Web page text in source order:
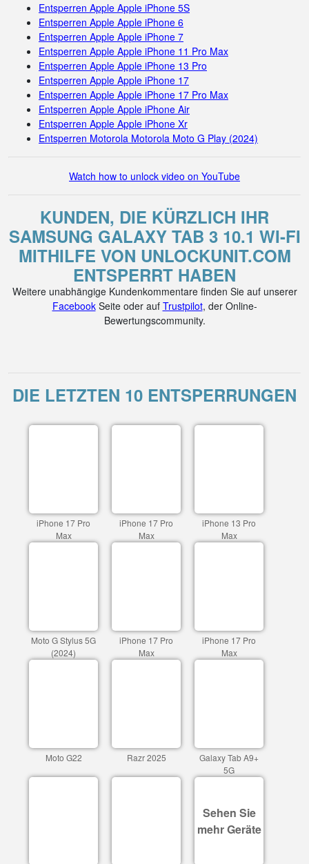
Entsperren Apple Apple iPhone 5S
Entsperren Apple Apple iPhone 6
Entsperren Apple Apple iPhone 7
Entsperren Apple Apple iPhone 11 Pro Max
Entsperren Apple Apple iPhone 13 Pro
Entsperren Apple Apple iPhone 17
Entsperren Apple Apple iPhone 17 Pro Max
Entsperren Apple Apple iPhone Air
Entsperren Apple Apple iPhone Xr
Entsperren Motorola Motorola Moto G Play (2024)
Watch how to unlock video on YouTube
KUNDEN, DIE KÜRZLICH IHR
SAMSUNG GALAXY TAB 3 10.1 WI-FI
MITHILFE VON UNLOCKUNIT.COM
ENTSPERRT HABEN
Weitere unabhängige Kundenkommentare finden Sie auf unserer
FacebookSeite oder auf Trustpilot, der Online-
Bewertungscommunity.
DIE LETZTEN 10 ENTSPERRUNGEN
iPhone 17 Pro
Max
iPhone 17 Pro
Max
iPhone 13 Pro
Max
Moto G Stylus 5G
(2024)
iPhone 17 Pro
Max
iPhone 17 Pro
Max
Moto G22 Razr 2025
Galaxy Tab A9+
5G
Sehen Sie
mehr Geräte